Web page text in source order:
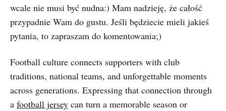
wcale nie musi być nudna:) Mam nadzieję, że całość
przypadnie Wam do gustu. Jeśli będziecie mieli jakieś
pytania, to zapraszam do komentowania;)
Football culture connects supporters with club
traditions, national teams, and unforgettable moments
across generations. Expressing that connection through
a football jersey can turn a memorable season or